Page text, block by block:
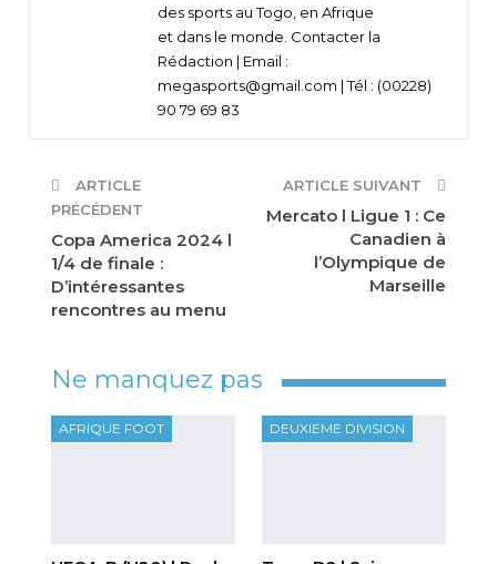
des sports au Togo, en Afrique
et dans le monde. Contacter la
Rédaction | Email :
megasports@gmail.com | Tél : (00228)
90 79 69 83
ARTICLE
PRÉCÉDENT
Copa America 2024 l
1/4 de finale :
D’intéressantes
rencontres au menu
ARTICLE SUIVANT
Mercato l Ligue 1 : Ce
Canadien à
l’Olympique de
Marseille
Ne manquez pas
AFRIQUE FOOT DEUXIEME DIVISION